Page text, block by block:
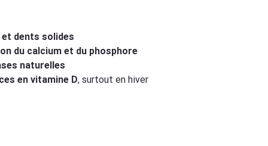
et dents solides
du calcium et du phosphore
naturelles
en vitamine D, surtout en hiver